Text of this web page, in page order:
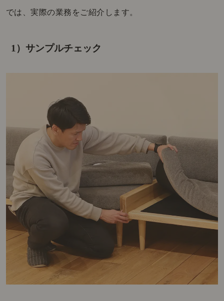
では、実際の業務をご紹介します。
1）サンプルチェック